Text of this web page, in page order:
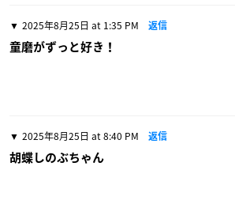
2025年8月25日 at 1:35 PM 返信
童磨がずっと好き！
2025年8月25日 at 8:40 PM 返信
胡蝶しのぶちゃん